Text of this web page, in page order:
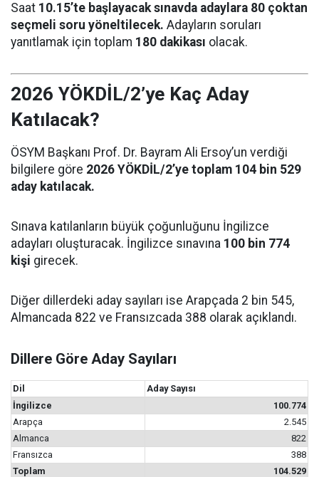
Saat 10.15’te başlayacak sınavda adaylara 80 çoktan
seçmeli soru yöneltilecek. Adayların soruları
yanıtlamak için toplam 180 dakikası olacak.
2026 YÖKDİL/2’ye Kaç Aday
Katılacak?
ÖSYM Başkanı Prof. Dr. Bayram Ali Ersoy’un verdiği
bilgilere göre 2026 YÖKDİL/2’ye toplam 104 bin 529
aday katılacak.
Sınava katılanların büyük çoğunluğunu İngilizce
adayları oluşturacak. İngilizce sınavına 100 bin 774
kişi girecek.
Diğer dillerdeki aday sayıları ise Arapçada 2 bin 545,
Almancada 822 ve Fransızcada 388 olarak açıklandı.
Dillere Göre Aday Sayıları
Dil
Aday Sayısı
İngilizce
100.774
Arapça
2.545
Almanca
822
Fransızca
388
Toplam
104.529